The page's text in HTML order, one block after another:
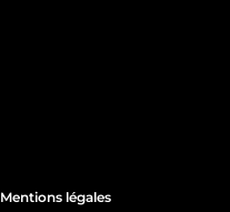
Mentions légales